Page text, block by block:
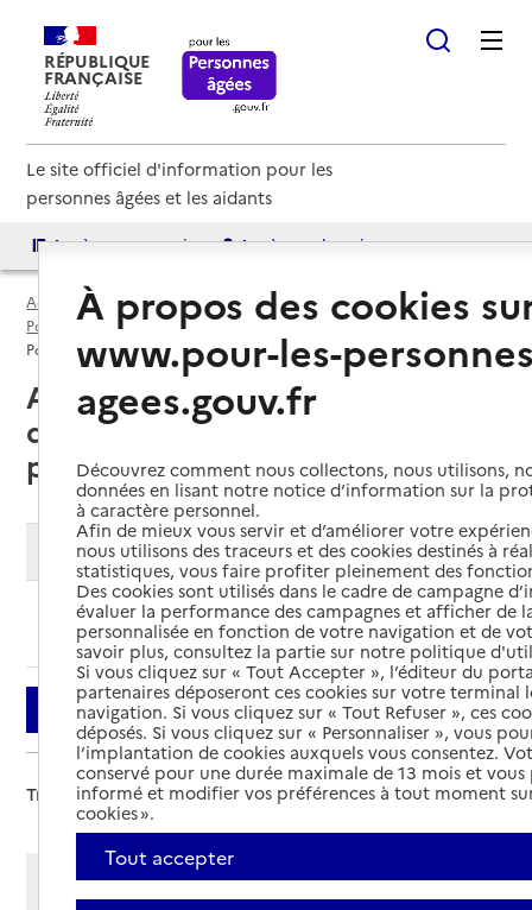
RÉPUBLIQUE
FRANÇAISE
Le site officiel d'information pour les
personnes âgées et les aidants
Accès aux annuaires Accès par besoin
Accueil
Espace annuaire
Points d'information par département
Aube (10)
Point d'information local dédié aux personnes âgées
Aube (10) : liste des 8 points
d'information locaux dédiés aux
personnes âgées
Modifier ma recherche
Ajouter cette recherche aux favoris
Filtrer
Trier par :
Afficher les résultats par:
À propos des cookies
www.pour-les-
agees.gouv.fr
Découvrez comment nous collectons, nous utilisons,
données en lisant notre notice d’information sur la
à caractère personnel.
Afin de mieux vous servir et d’améliorer votre
nous utilisons des traceurs et des cookies destinés à
statistiques, vous faire profiter pleinement des
Des cookies sont utilisés dans le cadre de campagne
évaluer la performance des campagnes et afficher de
personnalisée en fonction de votre navigation et de
savoir plus, consultez la partie sur notre politique
Si vous cliquez sur « Tout Accepter », l’éditeur du
partenaires déposeront ces cookies sur votre terminal
navigation. Si vous cliquez sur « Tout Refuser », ces
déposés. Si vous cliquez sur « Personnaliser », vous
l’implantation de cookies auxquels vous consentez.
conservé pour une durée maximale de 13 mois et
informé et modifier vos préférences à tout moment
cookies ».
Tout accepter